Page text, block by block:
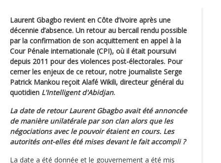
Laurent Gbagbo revient en Côte d’Ivoire après une
décennie d’absence. Un retour au bercail rendu possible
par la confirmation de son acquittement en appel à la
Cour Pénale internationale (CPI), où il était poursuivi
depuis 2011 pour des violences post-électorales. Pour
cerner les enjeux de ce retour, notre journaliste Serge
Patrick Mankou reçoit Alafé Wikili, directeur général du
quotidien L'Intelligent d'Abidjan.
La date de retour Laurent Gbagbo avait été annoncée
de manière unilatérale par son clan alors que les
négociations avec le pouvoir étaient en cours. Les
autorités ont-elles été mises devant le fait accompli ?
La date a été donnée et le gouvernement a été mis